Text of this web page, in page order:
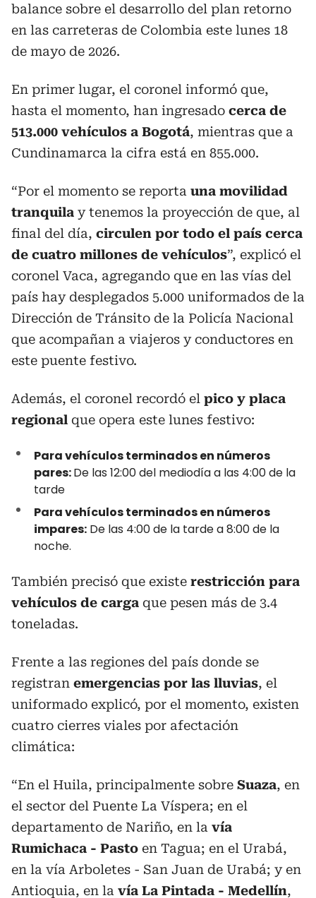
balance sobre el desarrollo del plan retorno
en las carreteras de Colombia este lunes 18
de mayo de 2026.
En primer lugar, el coronel informó que,
hasta el momento, han ingresado cerca de
513.000 vehículos a Bogotá, mientras que a
Cundinamarca la cifra está en 855.000.
“Por el momento se reporta una movilidad
tranquila y tenemos la proyección de que, al
final del día, circulen por todo el país cerca
de cuatro millones de vehículos”, explicó el
coronel Vaca, agregando que en las vías del
país hay desplegados 5.000 uniformados de la
Dirección de Tránsito de la Policía Nacional
que acompañan a viajeros y conductores en
este puente festivo.
Además, el coronel recordó el pico y placa
regional que opera este lunes festivo:
Para vehículos terminados en números
pares:De las 12:00 del mediodía a las 4:00 de la
tarde
Para vehículos terminados en números
impares: De las 4:00 de la tarde a 8:00 de la
noche.
También precisó que existe restricción para
vehículos de carga que pesen más de 3.4
toneladas.
Frente a las regiones del país donde se
registran emergencias por las lluvias, el
uniformado explicó, por el momento, existen
cuatro cierres viales por afectación
climática:
“En el Huila, principalmente sobre Suaza, en
el sector del Puente La Víspera; en el
departamento de Nariño, en la vía
Rumichaca - Pasto en Tagua; en el Urabá,
en la vía Arboletes - San Juan de Urabá; y en
Antioquia, en la vía La Pintada - Medellín,